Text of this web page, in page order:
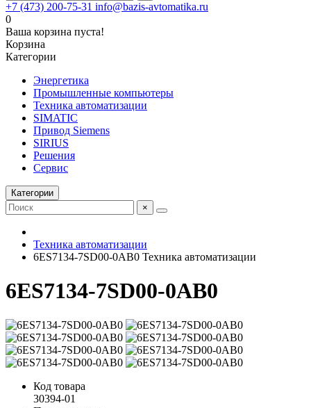
+7 (473) 200-75-31 info@bazis-avtomatika.ru
0
Ваша корзина пуста!
Корзина
Категории
Энергетика
Промышленные компьютеры
Техника автоматизации
SIMATIC
Привод Siemens
SIRIUS
Решения
Сервис
Категории
×
Техника автоматизации
6ES7134-7SD00-0AB0 Техника автоматизации
6ES7134-7SD00-0AB0
Код товара
30394-01